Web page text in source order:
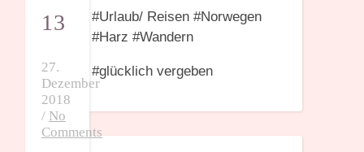
13
27.
Dezember
2018
/ No
Comments
#Urlaub/ Reisen #Norwegen
#Harz #Wandern
#glücklich vergeben